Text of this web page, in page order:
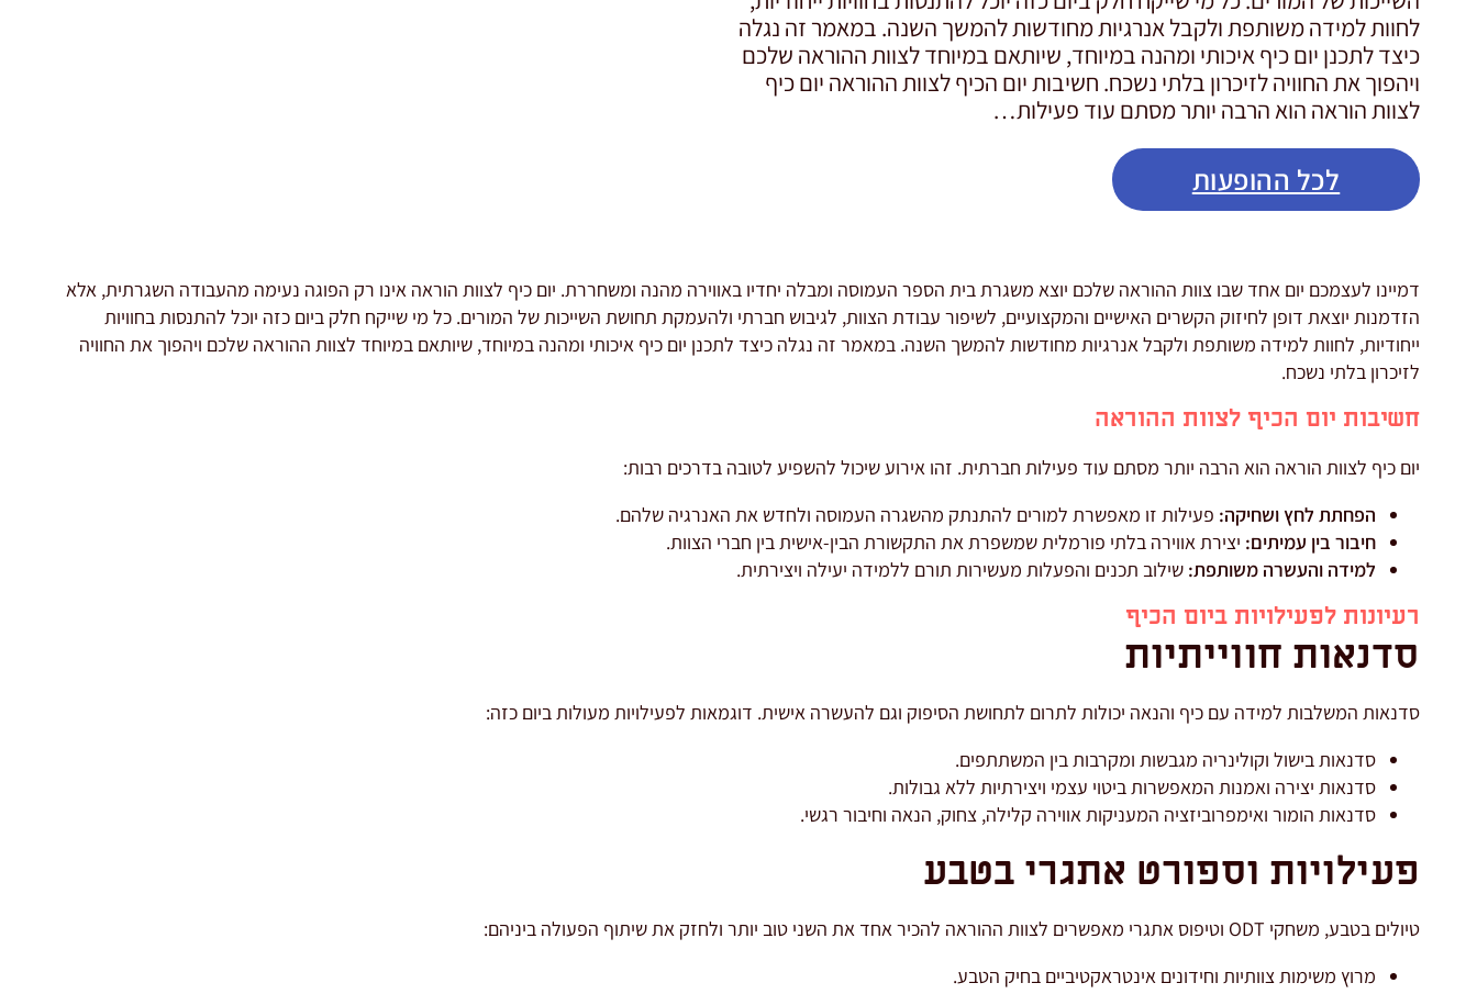
לחוות למידה משותפת ולקבל אנרגיות מחודשות להמשך השנה. במאמר זה נגלה
כיצד לתכנן יום כיף איכותי ומהנה במיוחד, שיותאם במיוחד לצוות ההוראה שלכם
ויהפוך את החוויה לזיכרון בלתי נשכח. חשיבות יום הכיף לצוות ההוראה יום כיף
לצוות הוראה הוא הרבה יותר מסתם עוד פעילות…
לכל ההופעות
דמיינו לעצמכם יום אחד שבו צוות ההוראה שלכם יוצא משגרת בית הספר העמוסה ומבלה יחדיו באווירה מהנה ומשחררת. יום כיף לצוות הוראה אינו רק הפוגה נעימה מהעבודה השגרתית, אלא
הזדמנות יוצאת דופן לחיזוק הקשרים האישיים והמקצועיים, לשיפור עבודת הצוות, לגיבוש חברתי ולהעמקת תחושת השייכות של המורים. כל מי שייקח חלק ביום כזה יוכל להתנסות בחוויות
ייחודיות, לחוות למידה משותפת ולקבל אנרגיות מחודשות להמשך השנה. במאמר זה נגלה כיצד לתכנן יום כיף איכותי ומהנה במיוחד, שיותאם במיוחד לצוות ההוראה שלכם ויהפוך את החוויה
לזיכרון בלתי נשכח.
חשיבות יום הכיף לצוות ההוראה
יום כיף לצוות הוראה הוא הרבה יותר מסתם עוד פעילות חברתית. זהו אירוע שיכול להשפיע לטובה בדרכים רבות:
הפחתת לחץ ושחיקה: פעילות זו מאפשרת למורים להתנתק מהשגרה העמוסה ולחדש את האנרגיה שלהם.
חיבור בין עמיתים: יצירת אווירה בלתי פורמלית שמשפרת את התקשורת הבין-אישית בין חברי הצוות.
למידה והעשרה משותפת: שילוב תכנים והפעלות מעשירות תורם ללמידה יעילה ויצירתית.
רעיונות לפעילויות ביום הכיף
סדנאות חווייתיות
סדנאות המשלבות למידה עם כיף והנאה יכולות לתרום לתחושת הסיפוק וגם להעשרה אישית. דוגמאות לפעילויות מעולות ביום כזה:
סדנאות בישול וקולינריה מגבשות ומקרבות בין המשתתפים.
סדנאות יצירה ואמנות המאפשרות ביטוי עצמי ויצירתיות ללא גבולות.
סדנאות הומור ואימפרוביזציה המעניקות אווירה קלילה, צחוק, הנאה וחיבור רגשי.
פעילויות וספורט אתגרי בטבע
טיולים בטבע, משחקי ODT וטיפוס אתגרי מאפשרים לצוות ההוראה להכיר אחד את השני טוב יותר ולחזק את שיתוף הפעולה ביניהם:
מרוץ משימות צוותיות וחידונים אינטראקטיביים בחיק הטבע.